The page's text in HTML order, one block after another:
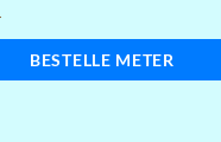
BESTELLE METER